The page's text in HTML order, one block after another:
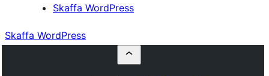
Skaffa WordPress
Skaffa WordPress